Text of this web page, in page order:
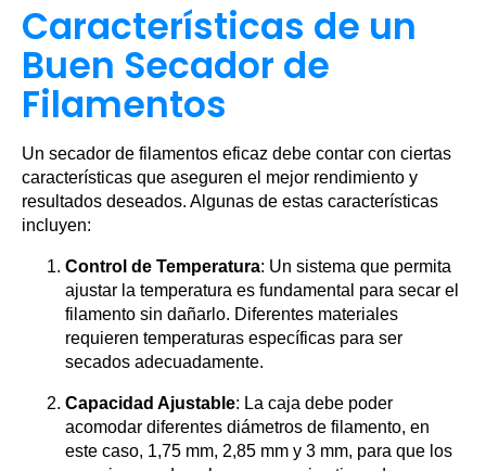
Características de un
Buen Secador de
Filamentos
Un secador de filamentos eficaz debe contar con ciertas
características que aseguren el mejor rendimiento y
resultados deseados. Algunas de estas características
incluyen:
Control de Temperatura: Un sistema que permita
ajustar la temperatura es fundamental para secar el
filamento sin dañarlo. Diferentes materiales
requieren temperaturas específicas para ser
secados adecuadamente.
Capacidad Ajustable: La caja debe poder
acomodar diferentes diámetros de filamento, en
este caso, 1,75 mm, 2,85 mm y 3 mm, para que los